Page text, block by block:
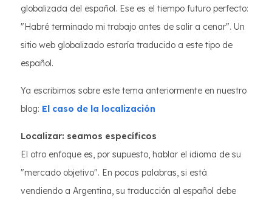
globalizada del español. Ese es el tiempo futuro perfecto:
"Habré terminado mi trabajo antes de salir a cenar". Un
sitio web globalizado estaría traducido a este tipo de
español.
Ya escribimos sobre este tema anteriormente en nuestro
blog: El caso de la localización
Localizar: seamos específicos
El otro enfoque es, por supuesto, hablar el idioma de su
"mercado objetivo". En pocas palabras, si está
vendiendo a Argentina, su traducción al español debe